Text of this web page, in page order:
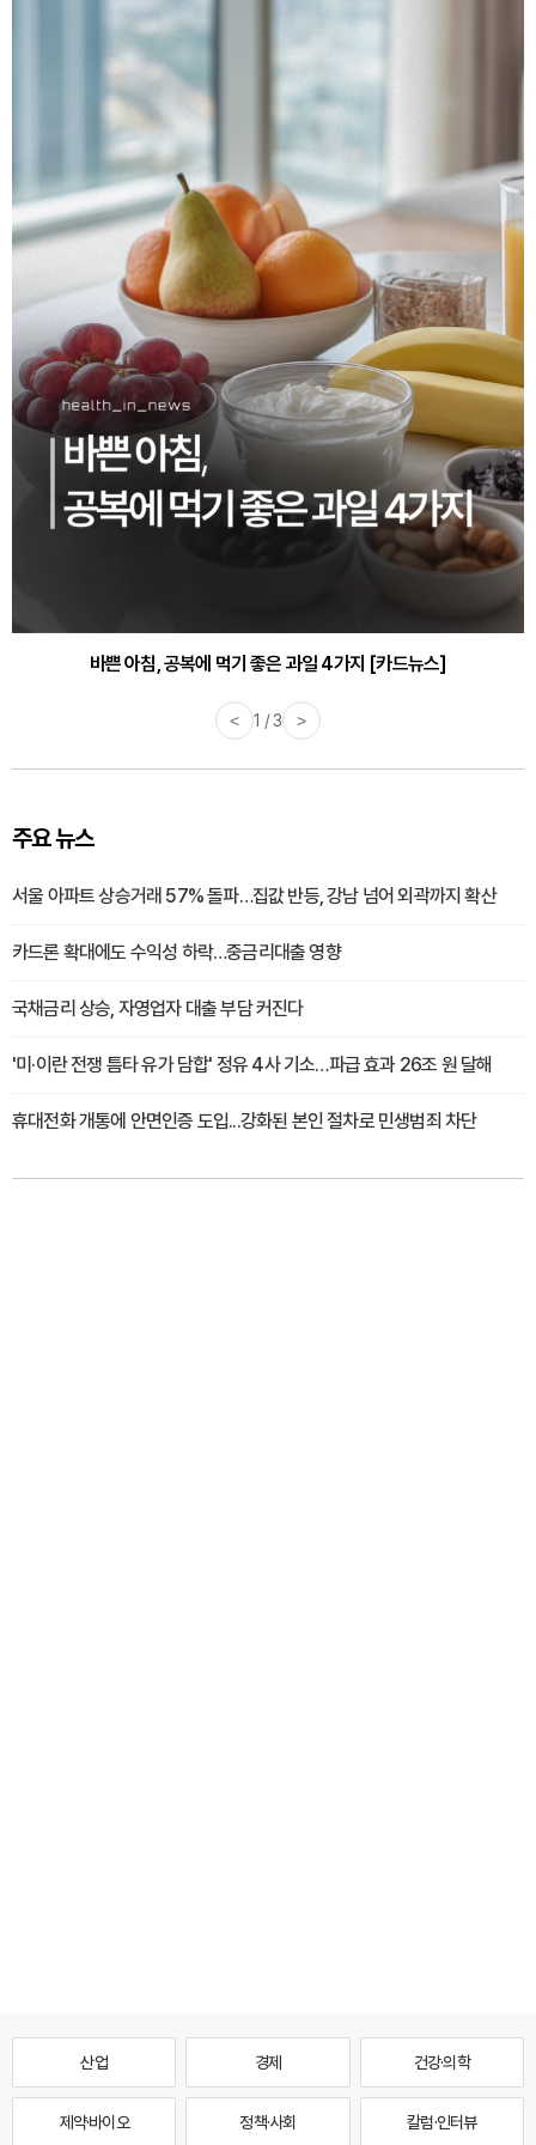
바쁜 아침, 공복에 먹기 좋은 과일 4가지 [카드뉴스]
< 1 / 3 >
주요 뉴스
서울 아파트 상승거래 57% 돌파…집값 반등, 강남 넘어 외곽까지 확산
카드론 확대에도 수익성 하락…중금리대출 영향
국채금리 상승, 자영업자 대출 부담 커진다
'미·이란 전쟁 틈타 유가 담합' 정유 4사 기소…파급 효과 26조 원 달해
휴대전화 개통에 안면인증 도입...강화된 본인 절차로 민생범죄 차단
산업 경제 건강·의학
제약·바이오 정책·사회 칼럼·인터뷰